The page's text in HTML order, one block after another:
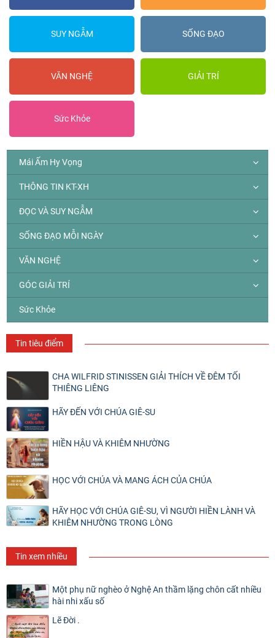
SUY NGẪM SỐNG ĐẠO
VĂN NGHỆ GIẢI TRÍ
Sức Khỏe
Mái Ấm Hy Vọng
THÔNG TIN KT-XH
ĐỌC VÀ SUY NGẪM
SỐNG ĐẠO MỖI NGÀY
VĂN NGHỆ
GÓC GIẢI TRÍ
Sức Khỏe
Tin tiêu điểm
CHA WILFRID STINISSEN GIẢI THÍCH VỀ ĐÊM TỐI
THIÊNG LIÊNG
HÃY ĐẾN VỚI CHÚA GIÊ-SU
HIỀN HẬU VÀ KHIÊM NHƯỜNG
HỌC VỚI CHÚA VÀ MANG ÁCH CỦA CHÚA
HÃY HỌC VỚI CHÚA GIÊ-SU, VÌ NGƯỜI HIỀN LÀNH VÀ
KHIÊM NHƯỜNG TRONG LÒNG
Tin xem nhiều
Một phụ nữ nghèo ở Nghệ An thầm lặng chôn cất nhiều
hài nhi xấu số
Lẽ Đời .